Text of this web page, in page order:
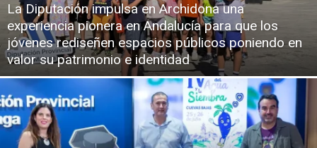
La Diputación impulsa en Archidona una
experiencia pionera en Andalucía para que los
jóvenes rediseñen espacios públicos poniendo en
valor su patrimonio e identidad